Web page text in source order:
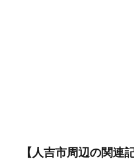
【人吉市周辺の関連